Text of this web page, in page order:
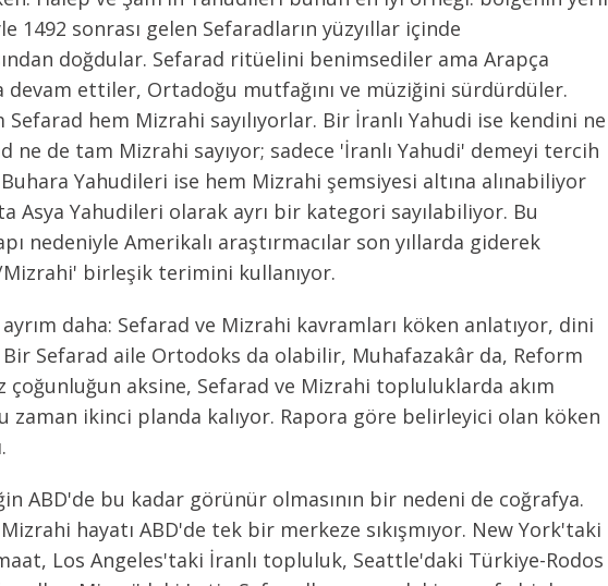
1492 sonrası gelen Sefaradların yüzyıllar içinde
doğdular. Sefarad ritüelini benimsediler ama Arapça
devam ettiler, Ortadoğu mutfağını ve müziğini sürdürdüler.
Sefarad hem Mizrahi sayılıyorlar. Bir İranlı Yahudi ise kendini ne
ne de tam Mizrahi sayıyor; sadece 'İranlı Yahudi' demeyi tercih
Yahudileri ise hem Mizrahi şemsiyesi altına alınabiliyor
Asya Yahudileri olarak ayrı bir kategori sayılabiliyor. Bu
nedeniyle Amerikalı araştırmacılar son yıllarda giderek
birleşik terimini kullanıyor.
daha: Sefarad ve Mizrahi kavramları köken anlatıyor, dini
Bir Sefarad aile Ortodoks da olabilir, Muhafazakâr da, Reform
çoğunluğun aksine, Sefarad ve Mizrahi topluluklarda akım
zaman ikinci planda kalıyor. Rapora göre belirleyici olan köken
ABD'de bu kadar görünür olmasının bir nedeni de coğrafya.
hayatı ABD'de tek bir merkeze sıkışmıyor. New York'taki
Los Angeles'taki İranlı topluluk, Seattle'daki Türkiye-Rodos